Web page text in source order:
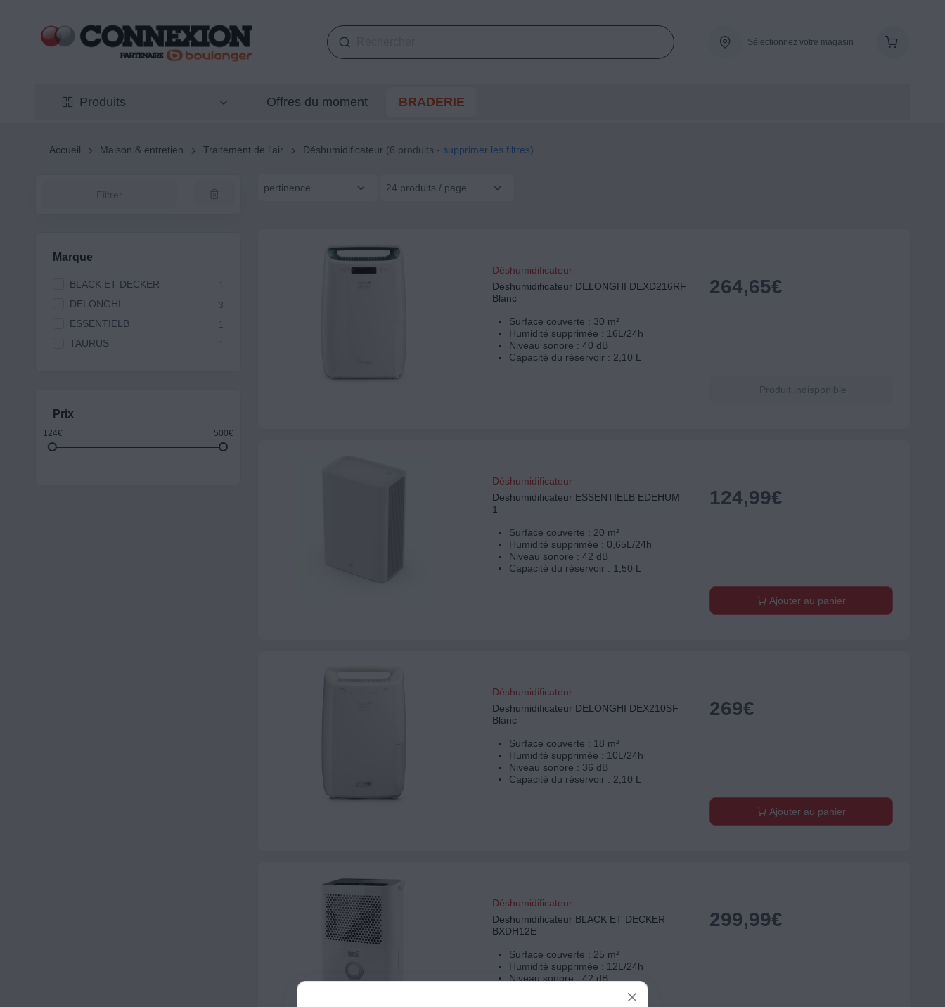
Sélectionnez votre magasin
Produits Offres du moment BRADERIE
Accueil Maison & entretien Traitement de l'air Déshumidificateur (6 produits - supprimer les filtres)
Filtrer
Marque
BLACK ET DECKER 1
DELONGHI 3
ESSENTIELB 1
TAURUS 1
Prix
124€ 500€
pertinence 24 produits / page
Déshumidificateur
Deshumidificateur DELONGHI DEXD216RF
Blanc
Surface couverte : 30 m²
Humidité supprimée : 16L/24h
Niveau sonore : 40 dB
Capacité du réservoir : 2,10 L
264,65€
Produit indisponible
Déshumidificateur
Deshumidificateur ESSENTIELB EDEHUM
1
Surface couverte : 20 m²
Humidité supprimée : 0,65L/24h
Niveau sonore : 42 dB
Capacité du réservoir : 1,50 L
124,99€
Ajouter au panier
Déshumidificateur
Deshumidificateur DELONGHI DEX210SF
Blanc
Surface couverte : 18 m²
Humidité supprimée : 10L/24h
Niveau sonore : 36 dB
Capacité du réservoir : 2,10 L
269€
Ajouter au panier
Déshumidificateur
Deshumidificateur BLACK ET DECKER
BXDH12E
Surface couverte : 25 m²
Humidité supprimée : 12L/24h
Niveau sonore : 42 dB
Capacité du réservoir : 1,80 L
299,99€